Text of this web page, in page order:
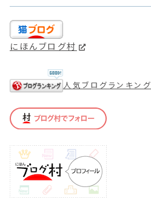
にほんブログ村
人気ブログランキング